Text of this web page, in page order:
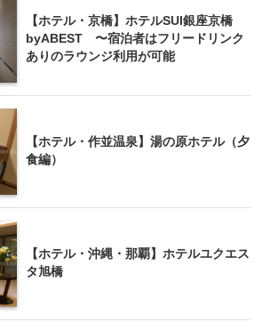
【ホテル・京橋】ホテルSUI銀座京橋
byABEST 〜宿泊者はフリードリンク
ありのラウンジ利用が可能
【ホテル・作並温泉】湯の原ホテル（夕
食編）
【ホテル・沖縄・那覇】ホテルユクエス
タ旭橋